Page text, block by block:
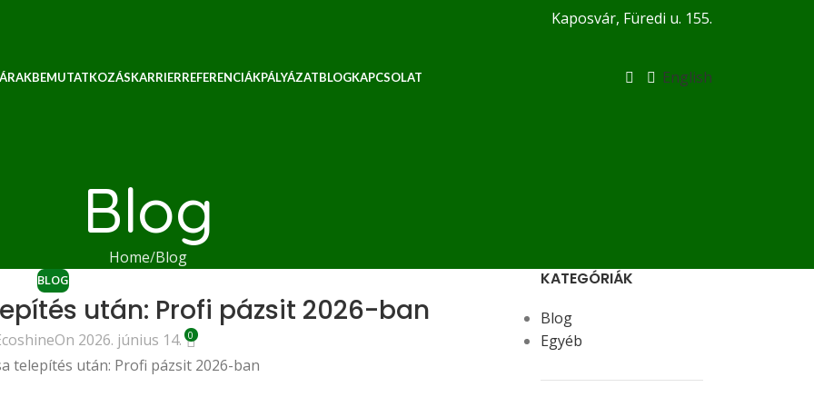
Kaposvár, Füredi u. 155.
BEMUTATKOZÁSKARRIERREFERENCIÁKPÁLYÁZATBLOGKAPCSOLAT English
Blog
Home Blog
BLOG
után: Profi pázsit 2026-ban
On 2026. június 14. 0
KATEGÓRIÁK
Blog
Egyéb